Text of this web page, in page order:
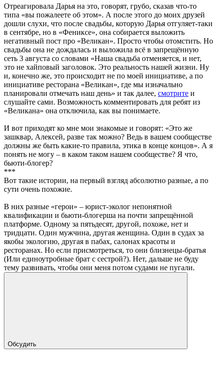
Отреагировала Дарья на это, говорят, грубо, сказав что-то
типа «вы пожалеете об этом». А после этого до моих друзей
дошли слухи, что после свадьбы, которую Дарья отгуляет-таки
в сентябре, но в «Фениксе», она собирается выложить
негативный пост про «Великан». Просто чтобы отомстить. Но
свадьбы она не дождалась и выложила всё в запрещённую
сеть 3 августа со словами «Наша свадьба отменяется, и нет,
это не хайповый заголовок. Это реальность нашей жизни. Ну
и, конечно же, это происходит не по моей инициативе, а по
инициативе ресторана «Великан», где мы изначально
планировали отмечать наш день» и так далее, смотрите и
слушайте сами. Возможность комментировать для ребят из
«Великана» она отключила, как вы понимаете.
И вот приходят ко мне мои знакомые и говорят: «Это же
зашквар, Алексей, разве так можно? Ведь в вашем сообществе
должны же быть какие-то правила, этика в конце концов». А я
понять не могу – в каком таком нашем сообществе? Я что,
бьюти-блогер?
***
Вот такие истории, на первый взгляд абсолютно разные, а по
сути очень похожие.
В них разные «герои» – юрист-эколог непонятной
квалификации и бьюти-блогерша на почти запрещённой
платформе. Одному за пятьдесят, другой, похоже, нет и
тридцати. Один мужчина, другая женщина. Один в судах за
якобы экологию, другая в пабах, салонах красоты и
ресторанах. Но если присмотреться, то они близнецы-братья
(Или единоутробные брат с сестрой?). Нет, дальше не буду
тему развивать, чтобы они меня потом судами не пугали.
Обсудить